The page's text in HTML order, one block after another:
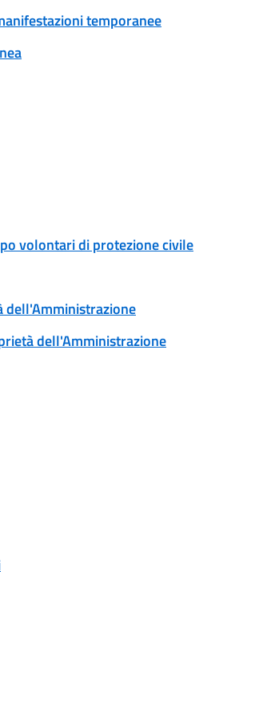
temporanee
volontari di protezione civile
dell'Amministrazione
dell'Amministrazione